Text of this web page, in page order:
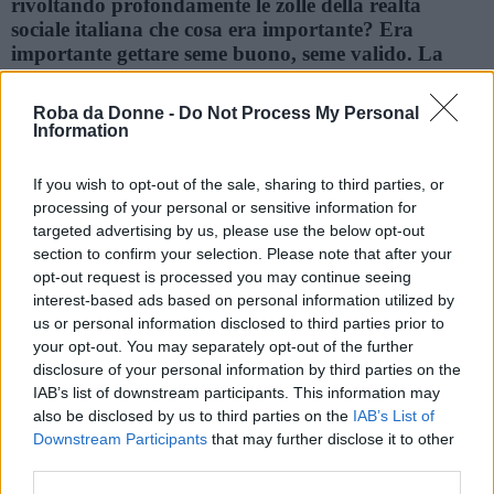
Roba da Donne - Do Not Process My Personal
Information
If you wish to opt-out of the sale, sharing to third parties, or
processing of your personal or sensitive information for
targeted advertising by us, please use the below opt-out
section to confirm your selection. Please note that after your
opt-out request is processed you may continue seeing
interest-based ads based on personal information utilized by
us or personal information disclosed to third parties prior to
your opt-out. You may separately opt-out of the further
disclosure of your personal information by third parties on the
IAB’s list of downstream participants. This information may
also be disclosed by us to third parties on the IAB’s List of
Downstream Participants that may further disclose it to other
rivoltando profondamente le zolle della realtà
sociale italiana che cosa era importante? Era
importante gettare seme buono, seme valido. La
è questo: riscoprire la centralità dellannuncio di
prende significato.
Frasi sulla crisi Frasi sulle radici
Noi dobbiamo essere, in questa società inquieta e
incerta, una forza di speranza e perciò una forza
positiva capace di costruire nel presente per
lavvenire.
Frasi sull'avvenire Frasi sull'inquietudine
Vi è un modo diffuso di fare politica che non si